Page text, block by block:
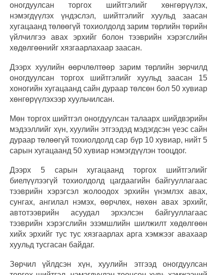
оногдуулсан торгох шийтгэлийг хөнгөрүүлэх,
нэмэгдүүлэх үндэслэл, шийтгэлийг хуульд заасан
хугацаанд төлөөгүй тохиолдолд зарим төрлийн төрийн
үйлчилгээ авах эрхийг болон тээврийн хэрэгслийн
хөдөлгөөнийг хязгаарлахаар заасан.
Дээрх хуулийн өөрчлөлтөөр зарим төрлийн зөрчилд
оногдуулсан торгох шийтгэлийг хуульд заасан 15
хоногийн хугацаанд сайн дураар төлсөн бол 50 хувиар
хөнгөрүүлэхээр хуульчилсан.
Мөн торгох шийтгэл оногдуулсан талаарх шийдвэрийн
мэдээллийг хүн, хуулийн этгээдэд мэдэгдсэн үеэс сайн
дураар төлөөгүй тохиолдолд сар бүр 10 хувиар, нийт 5
сарын хугацаанд 50 хувиар нэмэгдүүлэн тооцдог.
Дээрх 5 сарын хугацаанд торгох шийтгэлийг
биелүүлээгүй тохиолдолд цагдаагийн байгууллагаас
тээврийн хэрэгсэл жолоодох эрхийн үнэмлэх авах,
сунгах, ангилал нэмэх, өөрчлөх, нөхөн авах эрхийг,
автотээврийн асуудал эрхэлсэн байгууллагаас
тээврийн хэрэгслийн эзэмшлийн шилжилт хөдөлгөөн
хийх эрхийг тус тус хязгаарлах арга хэмжээг авахаар
хуульд тусгасан байдаг.
Зөрчил үйлдсэн хүн, хуулийн этгээд оногдуулсан